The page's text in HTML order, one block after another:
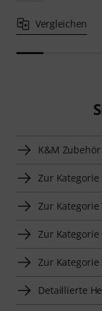
Vergleichen
K&M
Zur
Zur
Zur
Zur
Detaillierte